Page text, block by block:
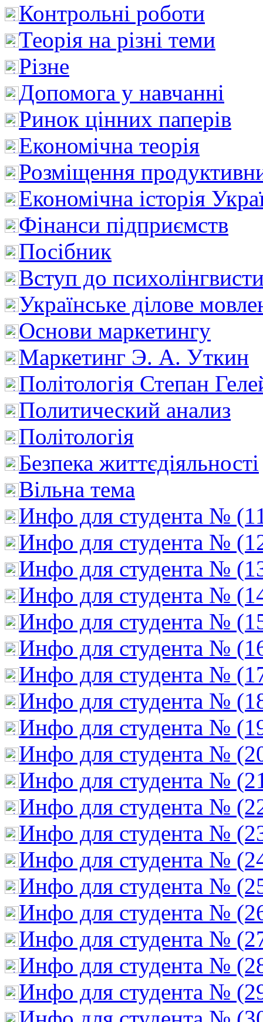
Контрольні роботи
Теорія на різні теми
Різне
Допомога у навчанні
Ринок цінних паперів
Економічна теорія
Розміщення
Економічна історія
Фінанси підприємств
Посібник
Вступ до
Українське ділове
Основи маркетингу
Маркетинг Э. А. Уткин
Політологія Степан
Политический анализ
Політологія
Безпека життєдіяльності
Вільна тема
Инфо для студента №
Инфо для студента №
Инфо для студента №
Инфо для студента №
Инфо для студента №
Инфо для студента №
Инфо для студента №
Инфо для студента №
Инфо для студента №
Инфо для студента №
Инфо для студента №
Инфо для студента №
Инфо для студента №
Инфо для студента №
Инфо для студента №
Инфо для студента №
Инфо для студента №
Инфо для студента №
Инфо для студента №